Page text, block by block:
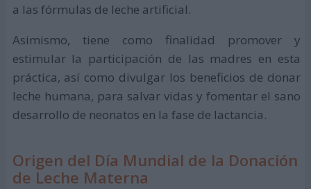
a las fórmulas de leche artificial.
Asimismo, tiene como finalidad promover y
estimular la participación de las madres en esta
práctica, así como divulgar los beneficios de donar
leche humana, para salvar vidas y fomentar el sano
desarrollo de neonatos en la fase de lactancia.
Origen del Día Mundial de la Donación
de Leche Materna